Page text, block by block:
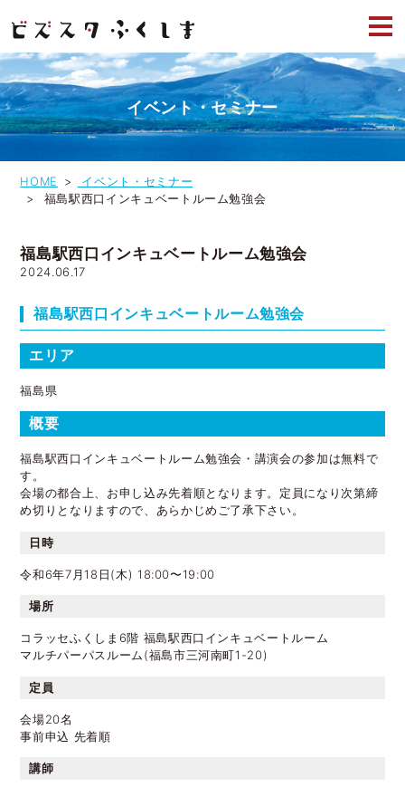
イベント・セミナー
HOME
イベント・セミナー
福島駅西口インキュベートルーム勉強会
福島駅西口インキュベートルーム勉強会
2024.06.17
福島駅西口インキュベートルーム勉強会
エリア
福島県
概要
福島駅西口インキュベートルーム勉強会・講演会の参加は無料で
す。
会場の都合上、お申し込み先着順となります。定員になり次第締
め切りとなりますので、あらかじめご了承下さい。
​日時
令和6年7月18日(木) 18:00〜19:00
場所
コラッセふくしま6階 福島駅西口インキュベートルーム
マルチパーパスルーム(福島市三河南町1-20)
定員
会場20名
事前申込 先着順
​講師